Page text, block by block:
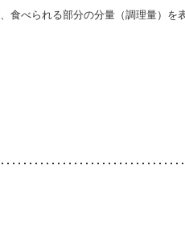
べられる部分の分量（調理量）を